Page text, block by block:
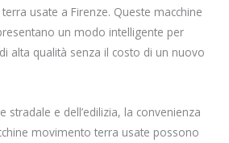
usate a Firenze. Queste macchine
un modo intelligente per
alta qualità senza il costo di un nuovo
stradale e dell’edilizia, la convenienza
movimento terra usate possono